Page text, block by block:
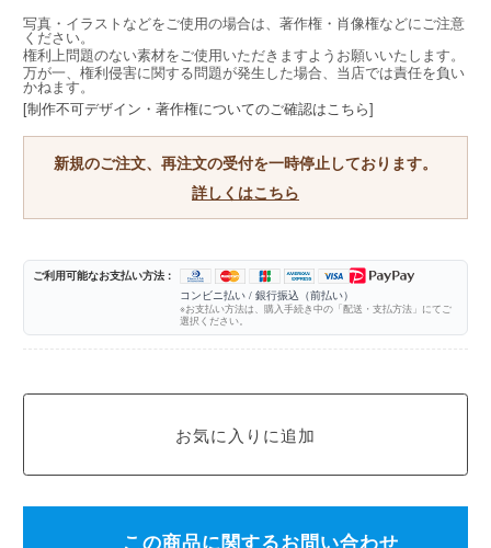
写真・イラストなどをご使用の場合は、著作権・肖像権などにご注意
ください。
権利上問題のない素材をご使用いただきますようお願いいたします。
万が一、権利侵害に関する問題が発生した場合、当店では責任を負い
かねます。
[制作不可デザイン・著作権についてのご確認はこちら]
新規のご注文、再注文の受付を一時停止しております。
詳しくはこちら
ご利用可能なお支払い方法 :
コンビニ払い / 銀行振込（前払い）
※お支払い方法は、購入手続き中の「配送・支払方法」にてご
選択ください。
この商品に関するお問い合わせ